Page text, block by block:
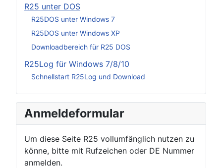
R25 unter DOS
R25DOS unter Windows 7
R25DOS unter Windows XP
Downloadbereich für R25 DOS
R25Log für Windows 7/8/10
Schnellstart R25Log und Download
Anmeldeformular
Um diese Seite R25 vollumfänglich nutzen zu
könne, bitte mit Rufzeichen oder DE Nummer
anmelden.